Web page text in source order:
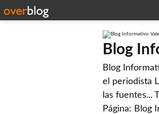
Blog
Blog
el periodista
las fuentes...
Página: Blog